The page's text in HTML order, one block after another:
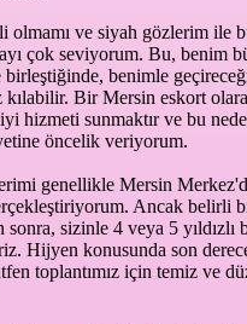
olmamı ve siyah gözlerim ile
çok seviyorum. Bu, benim
benimle
kılabilir. Bir Mersin eskort
hizmeti sunmaktır ve bu
öncelik veriyorum.
genellikle Mersin
Ancak belirli
sonra, sizinle 4 veya 5 yıldızlı
Hijyen konusunda son
toplantımız için temiz ve